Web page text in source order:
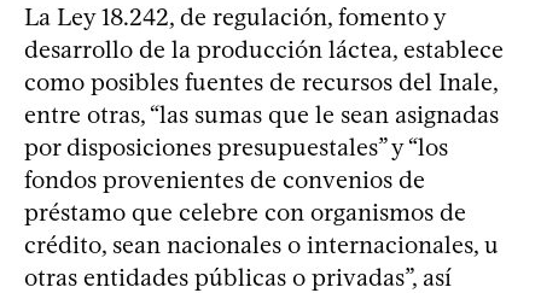
La Ley 18.242, de regulación, fomento y
desarrollo de la producción láctea, establece
como posibles fuentes de recursos del Inale,
entre otras, “las sumas que le sean asignadas
por disposiciones presupuestales” y “los
fondos provenientes de convenios de
préstamo que celebre con organismos de
crédito, sean nacionales o internacionales, u
otras entidades públicas o privadas”, así